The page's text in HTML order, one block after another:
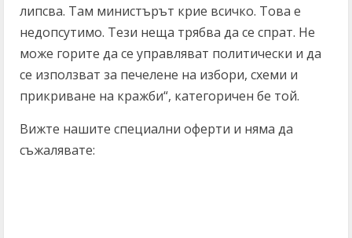
липсва. Там министърът крие всичко. Това е
недопсутимо. Тези неща трябва да се спрат. Не
може горите да се управляват политически и да
се използват за печелене на избори, схеми и
прикриване на кражби“, категоричен бе той.
Вижте нашите специални оферти и няма да
съжалявате: